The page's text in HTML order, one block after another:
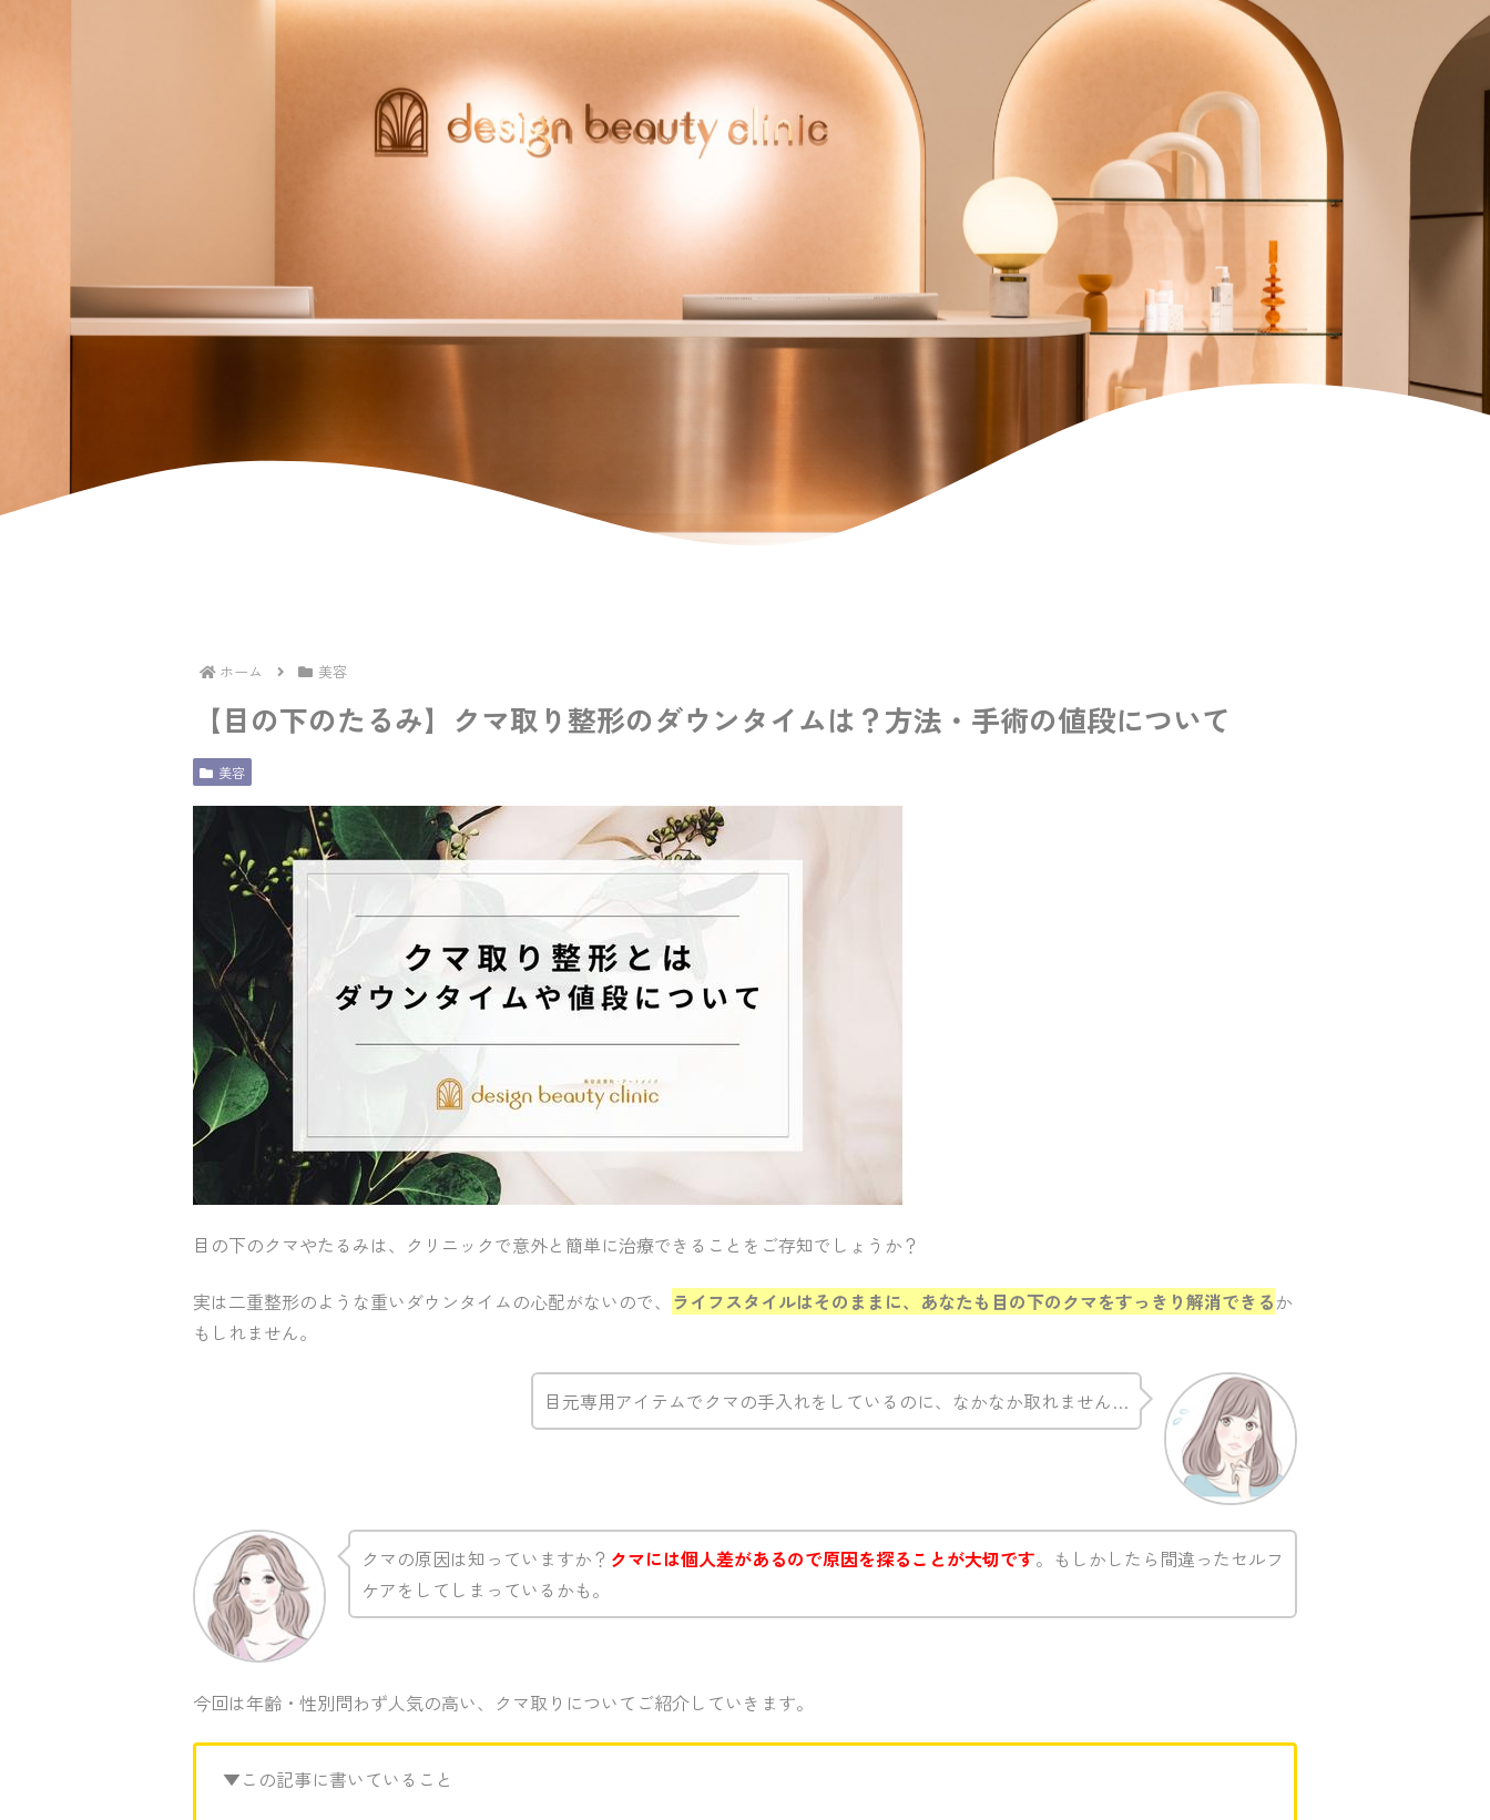
ホーム 美容
【目の下のたるみ】クマ取り整形のダウンタイムは？方法・手術の値段について
美容
目の下のクマやたるみは、クリニックで意外と簡単に治療できることをご存知でしょうか？
実は二重整形のような重いダウンタイムの心配がないので、 ライフスタイルはそのままに、あなたも目の下のクマをすっきり解消できるか
もしれません。
目元専用アイテムでクマの手入れをしているのに、なかなか取れません…
クマの原因は知っていますか？ クマには個人差があるので原因を探ることが大切です。もしかしたら間違ったセルフ
ケアをしてしまっているかも。
今回は年齢・性別問わず人気の高い、クマ取りについてご紹介していきます。
▼この記事に書いていること